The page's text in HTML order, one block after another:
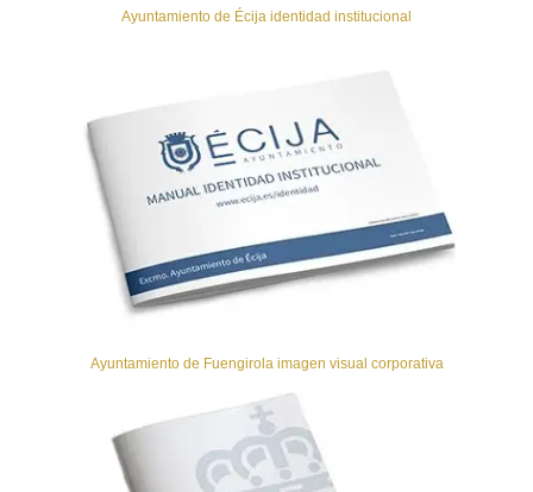
Ayuntamiento de Écija identidad institucional
Ayuntamiento de Fuengirola imagen visual corporativa